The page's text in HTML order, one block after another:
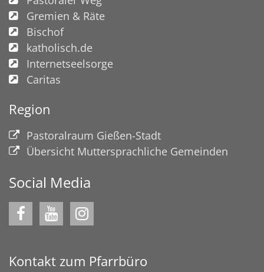
Gremien & Räte
Bischof
katholisch.de
Internetseelsorge
Caritas
Region
Pastoralraum Gießen-Stadt
Übersicht Muttersprachliche Gemeinden
Social Media
Kontakt zum Pfarrbüro